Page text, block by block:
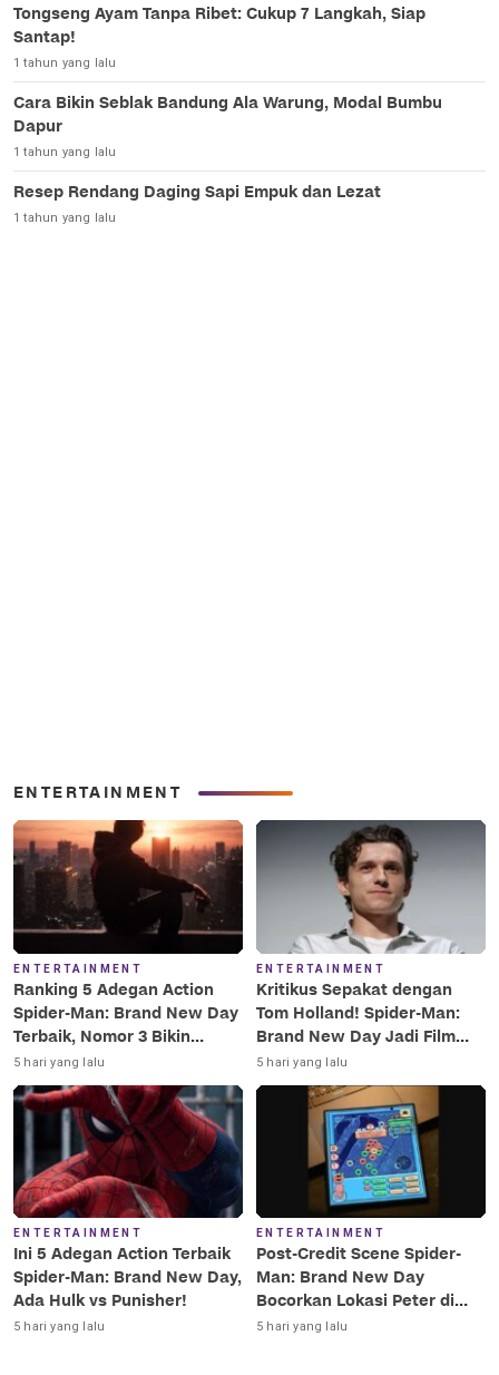
Tongseng Ayam Tanpa Ribet: Cukup 7 Langkah, Siap
Santap!
1 tahun yang lalu
Cara Bikin Seblak Bandung Ala Warung, Modal Bumbu
Dapur
1 tahun yang lalu
Resep Rendang Daging Sapi Empuk dan Lezat
1 tahun yang lalu
ENTERTAINMENT
ENTERTAINMENT
Ranking 5 Adegan Action
Spider-Man: Brand New Day
Terbaik, Nomor 3 Bikin
Terkesima!
5 hari yang lalu
ENTERTAINMENT
Kritikus Sepakat dengan
Tom Holland! Spider-Man:
Brand New Day Jadi Film
Terbaik Era MCU
5 hari yang lalu
ENTERTAINMENT
Ini 5 Adegan Action Terbaik
Spider-Man: Brand New Day,
Ada Hulk vs Punisher!
5 hari yang lalu
ENTERTAINMENT
Post-Credit Scene Spider-
Man: Brand New Day
Bocorkan Lokasi Peter di
Luar Angkasa!
5 hari yang lalu